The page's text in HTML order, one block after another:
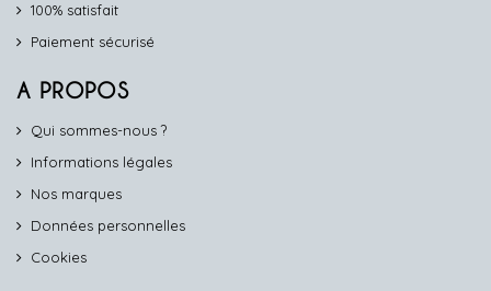
100% satisfait
Paiement sécurisé
A PROPOS
Qui sommes-nous ?
Informations légales
Nos marques
Données personnelles
Cookies